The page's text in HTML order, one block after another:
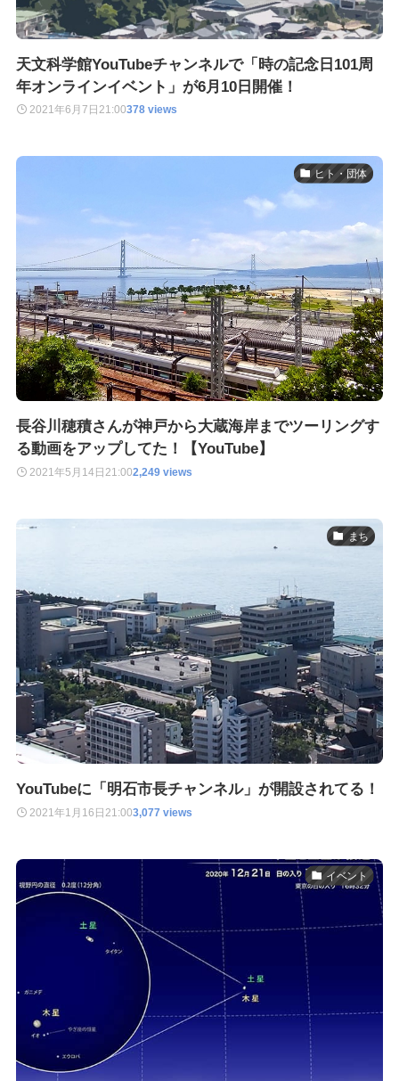
天文科学館YouTubeチャンネルで「時の記念日101周
年オンラインイベント」が6月10日開催！
2021年6月7日 21:00378 views
ヒト・団体
長谷川穂積さんが神戸から大蔵海岸までツーリングす
る動画をアップしてた！【YouTube】
2021年5月14日21:002,249 views
まち
YouTubeに「明石市長チャンネル」が開設されてる！
2021年1月16日 21:003,077 views
イベント